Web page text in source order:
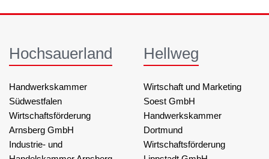
Hochsauerland
Handwerkskammer
Südwestfalen
Wirtschaftsförderung
Arnsberg GmbH
Industrie- und
Hellweg
Wirtschaft und Marketing
Soest GmbH
Handwerkskammer
Dortmund
Wirtschaftsförderung